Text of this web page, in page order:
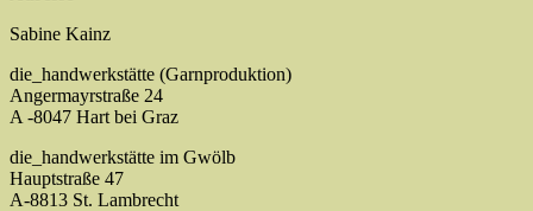
Sabine Kainz
die_handwerkstätte (Garnproduktion)
Angermayrstraße 24
A -8047 Hart bei Graz
die_handwerkstätte im Gwölb
Hauptstraße 47
A-8813 St. Lambrecht